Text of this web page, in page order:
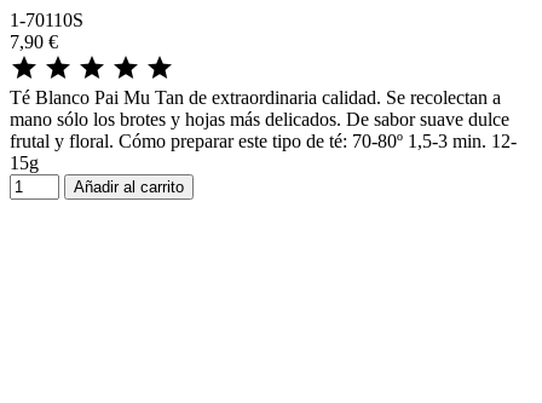
1-70110S
7,90 €
    
Té Blanco Pai Mu Tan de extraordinaria calidad. Se recolectan a
mano sólo los brotes y hojas más delicados. De sabor suave dulce
frutal y floral. Cómo preparar este tipo de té: 70-80º 1,5-3 min. 12-
15g
Añadir al carrito